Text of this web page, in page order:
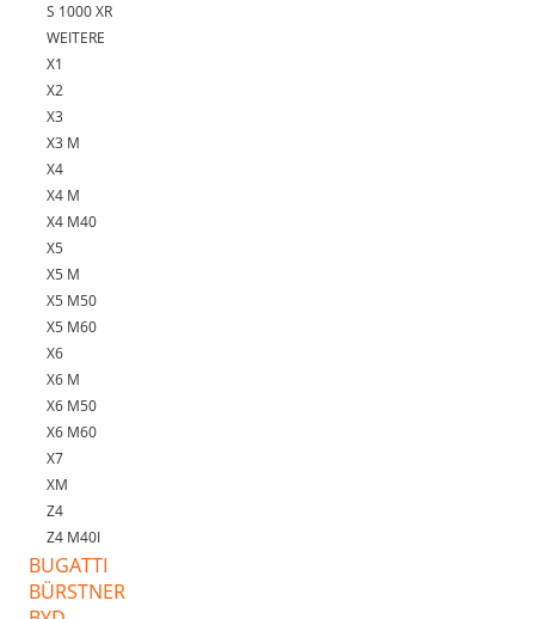
S 1000 XR
WEITERE
X1
X2
X3
X3 M
X4
X4 M
X4 M40
X5
X5 M
X5 M50
X5 M60
X6
X6 M
X6 M50
X6 M60
X7
XM
Z4
Z4 M40I
BUGATTI
BÜRSTNER